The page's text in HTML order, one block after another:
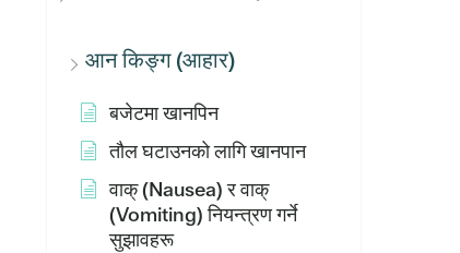
आन किङ्ग (आहार)
बजेटमा खानपिन
तौल घटाउनको लागि खानपान
वाक् (Nausea) र वाक्
(Vomiting) नियन्त्रण गर्ने
सुझावहरू